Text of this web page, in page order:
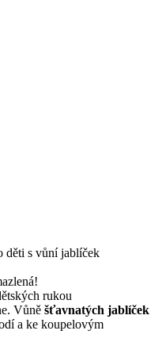
děti s vůní jablíček
rukou
Vůně šťavnatých jablíček
a ke koupelovým